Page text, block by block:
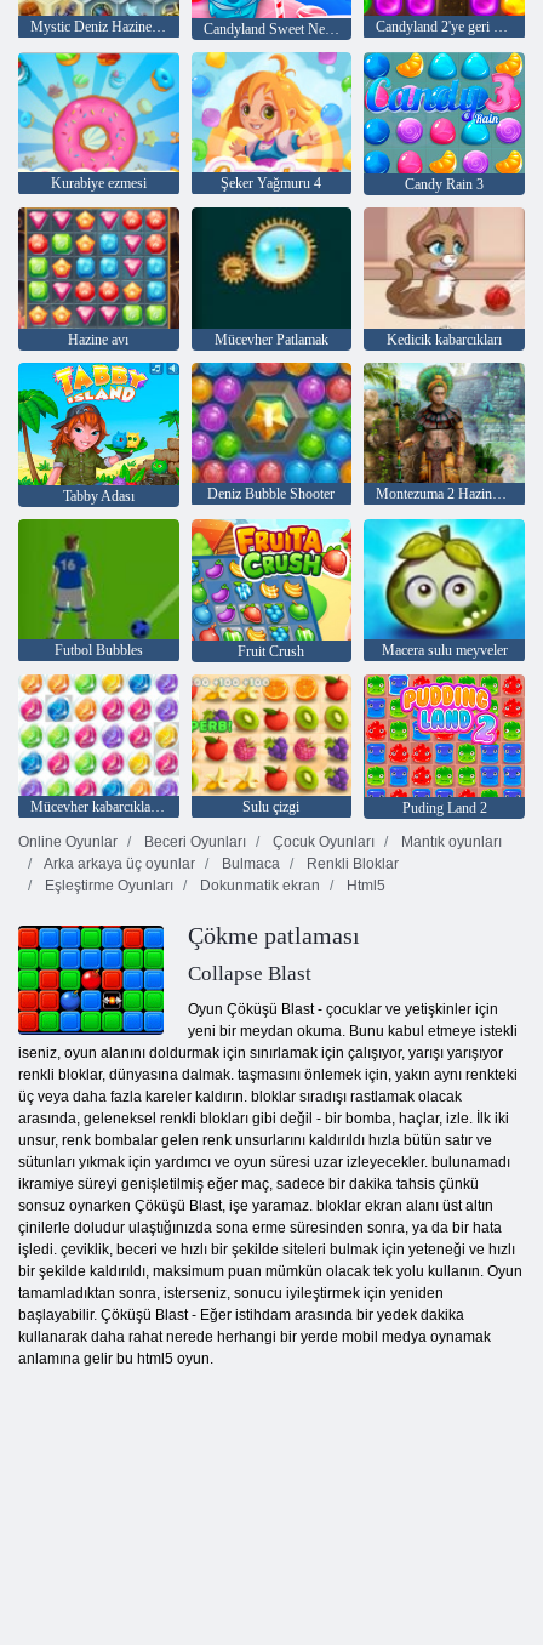
Mystic Deniz Hazineleri Candyland Sweet Nehri'ne geri dön Candyland 2'ye geri dön
Kurabiye ezmesi Şeker Yağmuru 4 Candy Rain 3
Hazine avı Mücevher Patlamak Kedicik kabarcıkları
Tabby Adası Deniz Bubble Shooter Montezuma 2 Hazineleri
Futbol Bubbles Fruit Crush Macera sulu meyveler
Mücevher kabarcıkları 3 Sulu çizgi
Puding Land 2
Online Oyunlar
Beceri Oyunları Çocuk Oyunları
Mantık oyunları
Arka arkaya üç oyunlar
Bulmaca
Renkli Bloklar
Eşleştirme Oyunları
Dokunmatik ekran Html5
Çökme patlaması
Collapse Blast
Oyun Çöküşü Blast - çocuklar ve yetişkinler için
yeni bir meydan okuma. Bunu kabul etmeye istekli
iseniz, oyun alanını doldurmak için sınırlamak için çalışıyor, yarışı yarışıyor
renkli bloklar, dünyasına dalmak. taşmasını önlemek için, yakın aynı renkteki
üç veya daha fazla kareler kaldırın. bloklar sıradışı rastlamak olacak
arasında, geleneksel renkli blokları gibi değil - bir bomba, haçlar, izle. İlk iki
unsur, renk bombalar gelen renk unsurlarını kaldırıldı hızla bütün satır ve
sütunları yıkmak için yardımcı ve oyun süresi uzar izleyecekler. bulunamadı
ikramiye süreyi genişletilmiş eğer maç, sadece bir dakika tahsis çünkü
sonsuz oynarken Çöküşü Blast, işe yaramaz. bloklar ekran alanı üst altın
çinilerle doludur ulaştığınızda sona erme süresinden sonra, ya da bir hata
işledi. çeviklik, beceri ve hızlı bir şekilde siteleri bulmak için yeteneği ve hızlı
bir şekilde kaldırıldı, maksimum puan mümkün olacak tek yolu kullanın. Oyun
tamamladıktan sonra, isterseniz, sonucu iyileştirmek için yeniden
başlayabilir. Çöküşü Blast - Eğer istihdam arasında bir yedek dakika
kullanarak daha rahat nerede herhangi bir yerde mobil medya oynamak
anlamına gelir bu html5 oyun.